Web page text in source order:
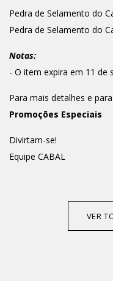
Pedra de Selamento do
Pedra de Selamento do
Notas:
- O item expira em 11 de
Para mais detalhes e
Promoções Especiais
Divirtam-se!
Equipe CABAL
VER